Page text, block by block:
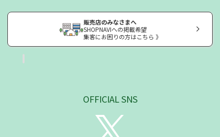
販売店のみなさまへ
SHOPNAVIへの掲載希望
集客にお困りの方はこちら 》
OFFICIAL SNS